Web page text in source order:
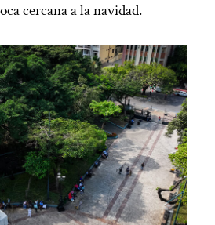
cercana a la navidad.